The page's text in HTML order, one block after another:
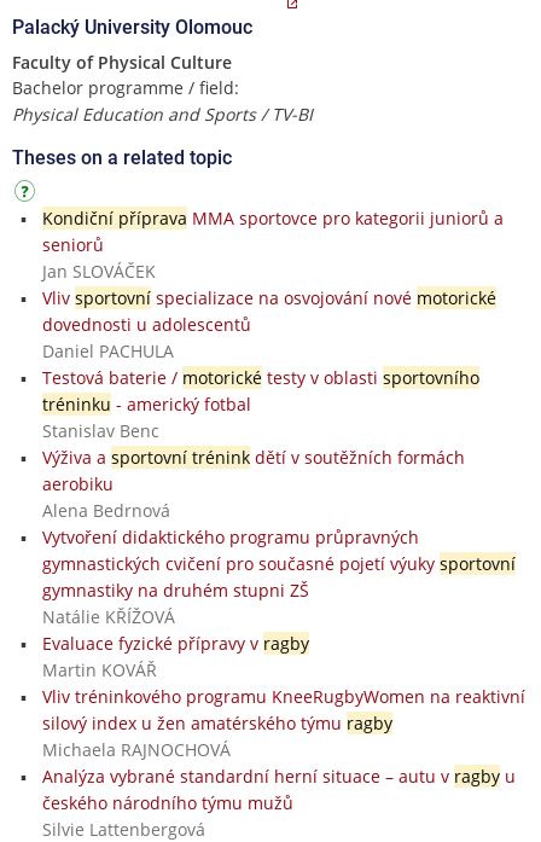
Palacký University Olomouc
Faculty of Physical Culture
Bachelor programme / field:
Physical Education and Sports / TV-BI
Theses on a related topic
Kondiční příprava MMA sportovce pro kategorii juniorů a
seniorů
Jan SLOVÁČEK
Vliv sportovníspecializace na osvojování nové motorické
dovednosti u adolescentů
Daniel PACHULA
Testová baterie / motorickétesty v oblasti sportovního
tréninku - americký fotbal
Stanislav Benc
Výživa a sportovní tréninkdětí v soutěžních formách
aerobiku
Alena Bedrnová
Vytvoření didaktického programu průpravných
gymnastických cvičení pro současné pojetí výuky sportovní
gymnastiky na druhém stupni ZŠ
Natálie KŘÍŽOVÁ
Evaluace fyzické přípravy v ragby
Martin KOVÁŘ
Vliv tréninkového programu KneeRugbyWomen na reaktivní
silový index u žen amatérského týmu ragby
Michaela RAJNOCHOVÁ
Analýza vybrané standardní herní situace – autu v ragbyu
českého národního týmu mužů
Silvie Lattenbergová